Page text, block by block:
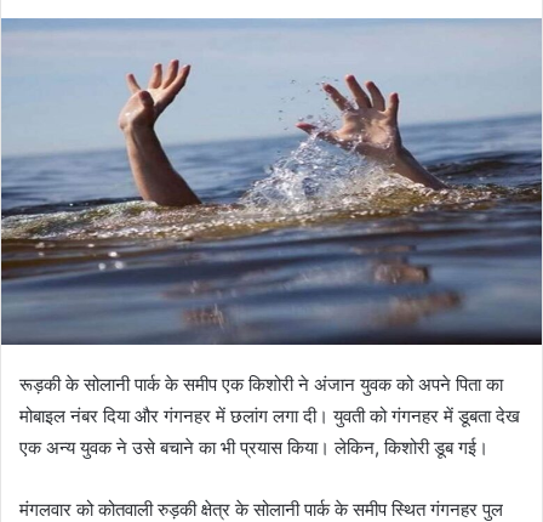
रूड़की के सोलानी पार्क के समीप एक किशोरी ने अंजान युवक को अपने पिता का
मोबाइल नंबर दिया और गंगनहर में छलांग लगा दी। युवती को गंगनहर में डूबता देख
एक अन्य युवक ने उसे बचाने का भी प्रयास किया। लेकिन, किशोरी डूब गई।
मंगलवार को कोतवाली रुड़की क्षेत्र के सोलानी पार्क के समीप स्थित गंगनहर पुल